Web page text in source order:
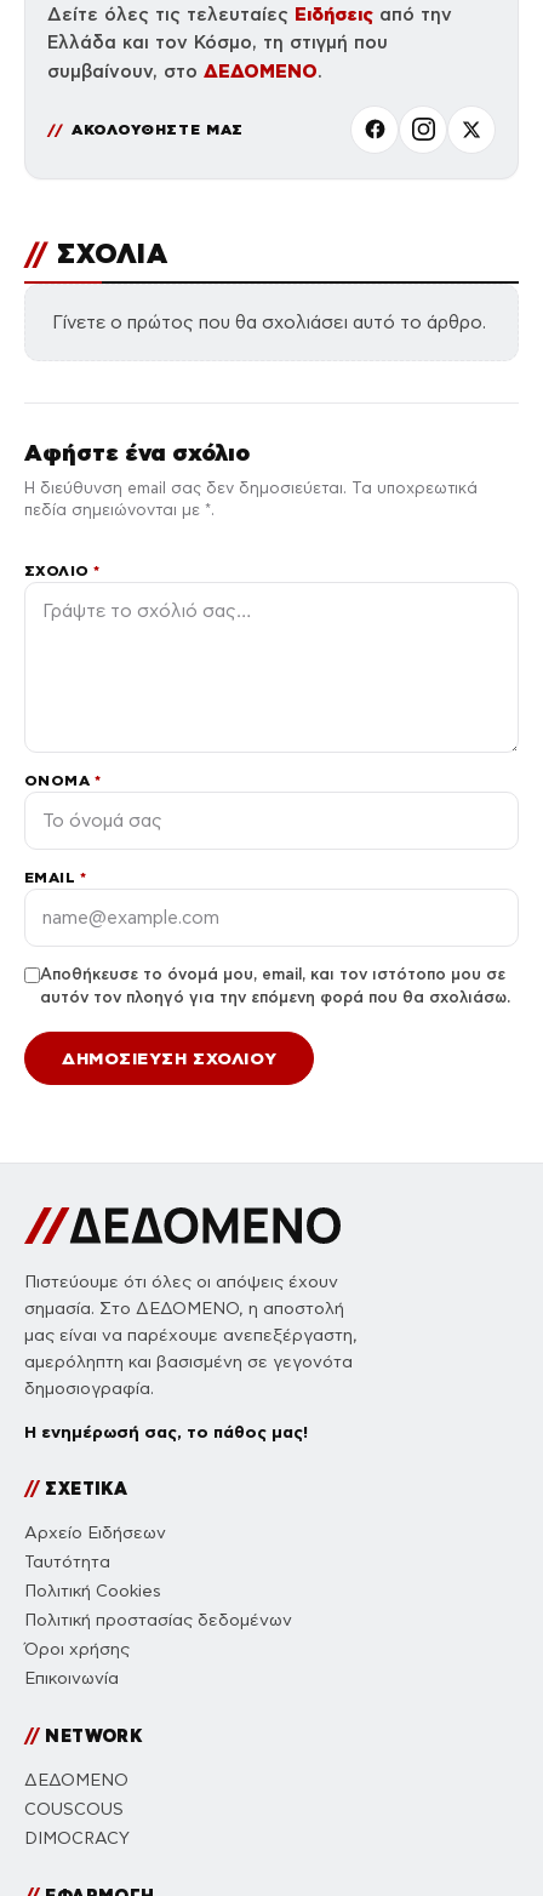
Δείτε όλες τις τελευταίες Ειδήσεις από την
Ελλάδα και τον Κόσμο, τη στιγμή που
συμβαίνουν, στο ΔΕΔΟΜΕΝΟ.
ΑΚΟΛΟΥΘΗΣΤΕ ΜΑΣ
// ΣΧΟΛΙΑ
Γίνετε ο πρώτος που θα σχολιάσει αυτό το άρθρο.
Αφήστε ένα σχόλιο
Η διεύθυνση email σας δεν δημοσιεύεται. Τα υποχρεωτικά
πεδία σημειώνονται με *.
ΣΧΌΛΙΟ*
ΌΝΟΜΑ *
EMAIL *
Αποθήκευσε το όνομά μου, email, και τον ιστότοπο μου σε
αυτόν τον πλοηγό για την επόμενη φορά που θα σχολιάσω.
Πιστεύουμε ότι όλες οι απόψεις έχουν
σημασία. Στο ΔΕΔΟΜΕΝΟ, η αποστολή
μας είναι να παρέχουμε ανεπεξέργαστη,
αμερόληπτη και βασισμένη σε γεγονότα
δημοσιογραφία.
Η ενημέρωσή σας, το πάθος μας!
//ΣΧΕΤΙΚΑ
Αρχείο Ειδήσεων
Ταυτότητα
Πολιτική Cookies
Πολιτική προστασίας δεδομένων
Όροι χρήσης
Επικοινωνία
//NETWORK
ΔΕΔΟΜΕΝΟ
COUSCOUS
DIMOCRACY